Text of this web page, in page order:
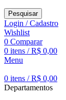
Pesquisar
Login / Cadastro
Wishlist
0 Comparar
0 itens / R$ 0,00
Menu
0 itens / R$ 0,00
Departamentos